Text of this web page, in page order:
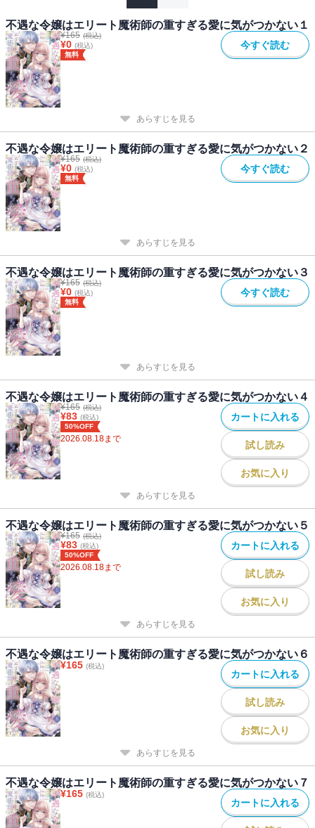
不遇な令嬢はエリート魔術師の重すぎる愛に気がつかない１
¥165 (税込)
¥0 (税込)
無料
今すぐ読む
あらすじを見る
不遇な令嬢はエリート魔術師の重すぎる愛に気がつかない２
¥165 (税込)
¥0 (税込)
無料
今すぐ読む
あらすじを見る
不遇な令嬢はエリート魔術師の重すぎる愛に気がつかない３
¥165 (税込)
¥0 (税込)
無料
今すぐ読む
あらすじを見る
不遇な令嬢はエリート魔術師の重すぎる愛に気がつかない４
¥165 (税込)
¥83 (税込)
50%OFF
2026.08.18まで
カートに入れる
試し読み
お気に入り
あらすじを見る
不遇な令嬢はエリート魔術師の重すぎる愛に気がつかない５
¥165 (税込)
¥83 (税込)
50%OFF
2026.08.18まで
カートに入れる
試し読み
お気に入り
あらすじを見る
不遇な令嬢はエリート魔術師の重すぎる愛に気がつかない６
¥165 (税込)
カートに入れる
試し読み
お気に入り
あらすじを見る
不遇な令嬢はエリート魔術師の重すぎる愛に気がつかない７
¥165 (税込)
カートに入れる